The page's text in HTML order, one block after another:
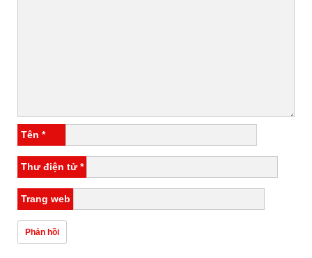
Tên *
Thư điện tử*
Trang web